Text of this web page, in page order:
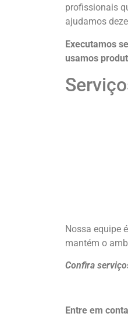
profissionais
ajudamos
Executamos
usamos
Nossa equipe
mantém o
Confira
Entre em